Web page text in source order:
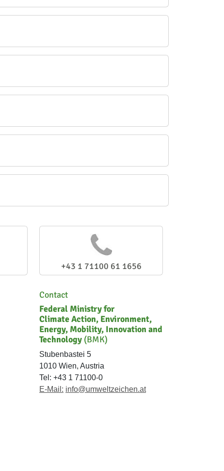
+43 1 71100 61 1656
Contact
Federal Ministry for
Climate Action, Environment,
Energy, Mobility, Innovation and
Technology (BMK)
Stubenbastei 5
1010 Wien, Austria
Tel: +43 1 71100-0
E-Mail: info@umweltzeichen.at